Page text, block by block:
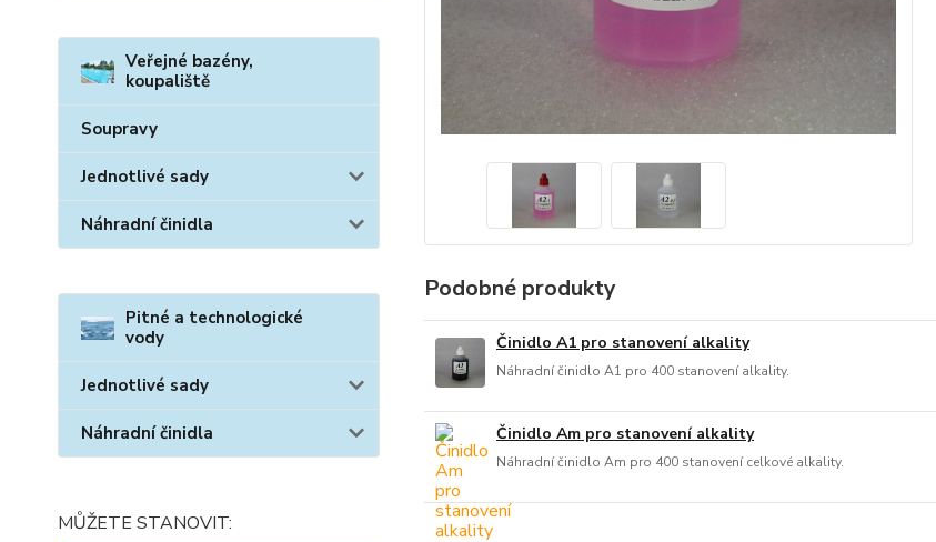
Veřejné bazény,
koupaliště
Soupravy
Jednotlivé sady
Náhradní činidla
Pitné a technologické
vody
Jednotlivé sady
Náhradní činidla
MŮŽETE STANOVIT:
Podobné produkty
Činidlo A1 pro stanovení alkality
Náhradní činidlo A1 pro 400 stanovení alkality.
Činidlo Am pro stanovení alkality
Náhradní činidlo Am pro 400 stanovení celkové alkality.